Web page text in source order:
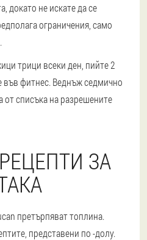
докато не искате да се
ограничения, само
трици всеки ден, пийте 2
във фитнес. Веднъж седмично
списъка на разрешените
ЗА
претърпяват топлина.
представени по -долу.